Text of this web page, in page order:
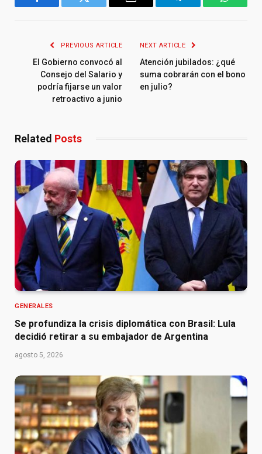
Facebook Twitter Email Telegram
PREVIOUS ARTICLE
El Gobierno convocó al
Consejo del Salario y
podría fijarse un valor
retroactivo a junio
NEXT ARTICLE
Atención jubilados: ¿qué
suma cobrarán con el bono
en julio?
Related Posts
GENERALES
Se profundiza la crisis diplomática con Brasil: Lula
decidió retirar a su embajador de Argentina
agosto 5, 2026